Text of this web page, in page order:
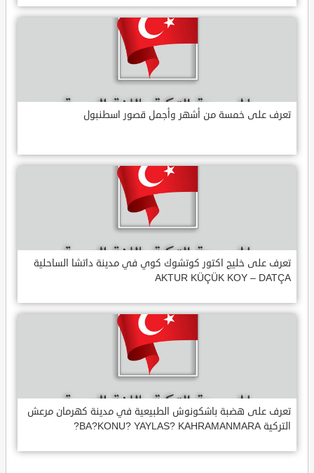
تعرف على خمسة من أشهر وأجمل قصور اسطنبول
تعرف على خليج اكتور كوتشوك كوي في مدينة داتشا الساحلية
AKTUR KÜÇÜK KOY – DATÇA
تعرف على هضبة باشكونوش الطبيعية في مدينة كهرمان مرعش
التركية BA?KONU? YAYLAS? KAHRAMANMARA?